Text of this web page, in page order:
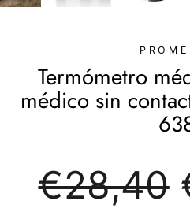
Termómetro
médico sin
regular
€28,40